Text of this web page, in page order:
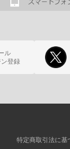
ル
登録
特定商取引法に基